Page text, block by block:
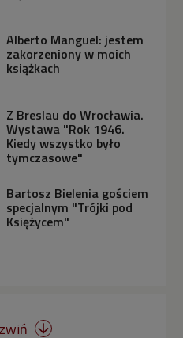
Alberto Manguel: jestem
zakorzeniony w moich
książkach
Z Breslau do Wrocławia.
Wystawa "Rok 1946.
Kiedy wszystko było
tymczasowe"
Bartosz Bielenia gościem
specjalnym "Trójki pod
Księżycem"
